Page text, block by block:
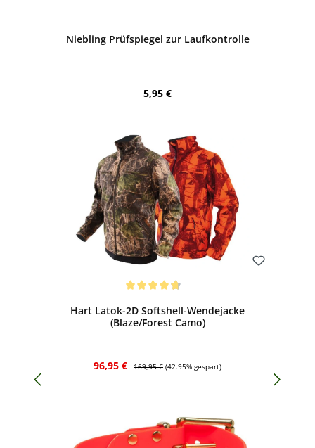
Niebling Prüfspiegel zur Laufkontrolle
Regulärer Preis:
5,95 €
Hart Latok-2D Softshell-Wendejacke
(Blaze/Forest Camo)
Verkaufspreis:
96,95 € Regulärer Preis:
169,95 € (42.95% gespart)